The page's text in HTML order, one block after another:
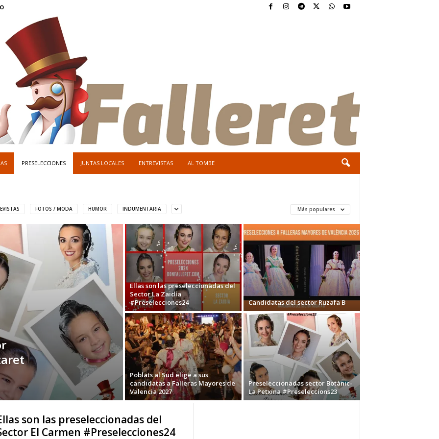
PRESELECCIONES JUNTAS LOCALES ENTREVISTAS AL TOMBE
FOTOS / MODA HUMOR INDUMENTARIA Más populares
Ellas son las preseleccionadas del
Sector La Zaidía
#Preselecciones24
Candidatas del sector Ruzafa B
Poblats al Sud elige a sus
candidatas a Falleras Mayores de
Valencia 2027
Preseleccionadas sector Botànic-
La Petxina #Preseleccions23
son las preseleccionadas del
El Carmen #Preselecciones24